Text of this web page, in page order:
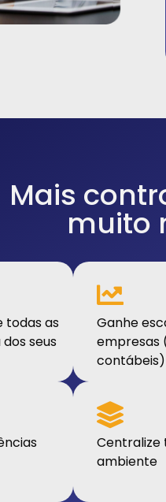
Mais
muito
todas as
seus
Ganhe
empresas
contábeis)
Centralize
ambiente